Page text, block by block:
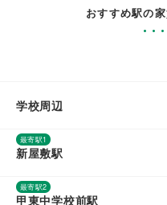
おすすめ駅の
学校周辺
最寄駅1
新屋敷駅
最寄駅2
甲東中学校前駅